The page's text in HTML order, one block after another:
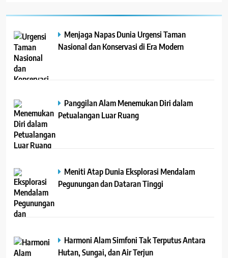
Menjaga Napas Dunia Urgensi Taman
Nasional dan Konservasi di Era Modern
Panggilan Alam Menemukan Diri dalam
Petualangan Luar Ruang
Meniti Atap Dunia Eksplorasi Mendalam
Pegunungan dan Dataran Tinggi
Harmoni Alam Simfoni Tak Terputus Antara
Hutan, Sungai, dan Air Terjun